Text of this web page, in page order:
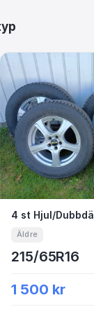
Hakka
4 st Hjul/
4 st Hjul/
Äldre
215/65R16
1 500 kr